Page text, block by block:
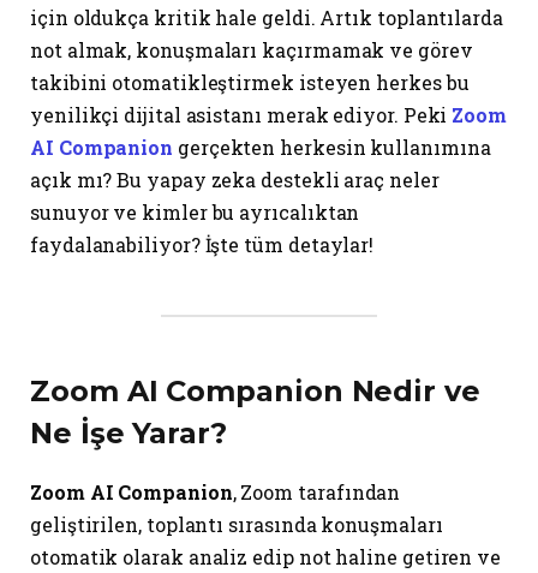
için oldukça kritik hale geldi. Artık toplantılarda
not almak, konuşmaları kaçırmamak ve görev
takibini otomatikleştirmek isteyen herkes bu
yenilikçi dijital asistanı merak ediyor. Peki Zoom
AI Companion gerçekten herkesin kullanımına
açık mı? Bu yapay zeka destekli araç neler
sunuyor ve kimler bu ayrıcalıktan
faydalanabiliyor? İşte tüm detaylar!
Zoom AI Companion Nedir ve
Ne İşe Yarar?
Zoom AI Companion, Zoom tarafından
geliştirilen, toplantı sırasında konuşmaları
otomatik olarak analiz edip not haline getiren ve